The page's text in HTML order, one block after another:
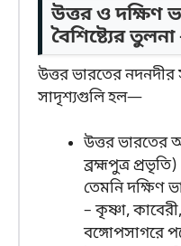
উত্তর ও দক্ষিণ
বৈশিষ্ট্যের তুলনা
উত্তর ভারতের নদনদীর
সাদৃশ্যগুলি হল—
উত্তর ভারতের
ব্রহ্মপুত্র
তেমনি দক্ষিণ
– কৃষ্ণা,
বঙ্গোপসাগরে